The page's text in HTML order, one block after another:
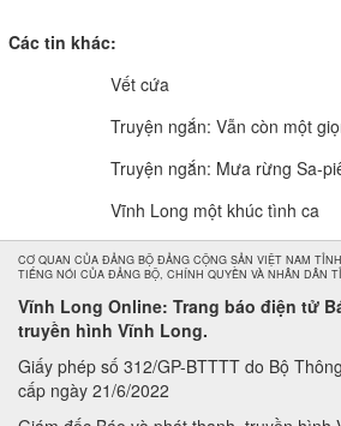
Các tin khác:
Vết cứa
Truyện ngắn: Vẫn còn một
Truyện ngắn: Mưa rừng Sa-
Vĩnh Long một khúc tình ca
CƠ QUAN CỦA ĐẢNG BỘ ĐẢNG CỘNG SẢN VIỆT NAM
TIẾNG NÓI CỦA ĐẢNG BỘ, CHÍNH QUYỀN VÀ NHÂN DÂN
Vĩnh Long Online: Trang báo điện tử
truyền hình Vĩnh Long.
Giấy phép số 312/GP-BTTTT do Bộ
cấp ngày 21/6/2022